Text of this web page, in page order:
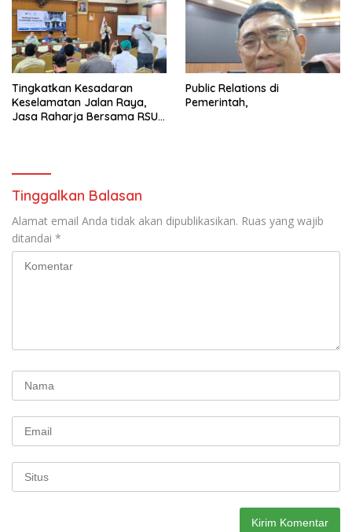
Tingkatkan Kesadaran
Keselamatan Jalan Raya,
Jasa Raharja Bersama RSU
Public Relations di
Pemerintah,
Tinggalkan Balasan
Alamat email Anda tidak akan dipublikasikan. Ruas yang wajib
ditandai *